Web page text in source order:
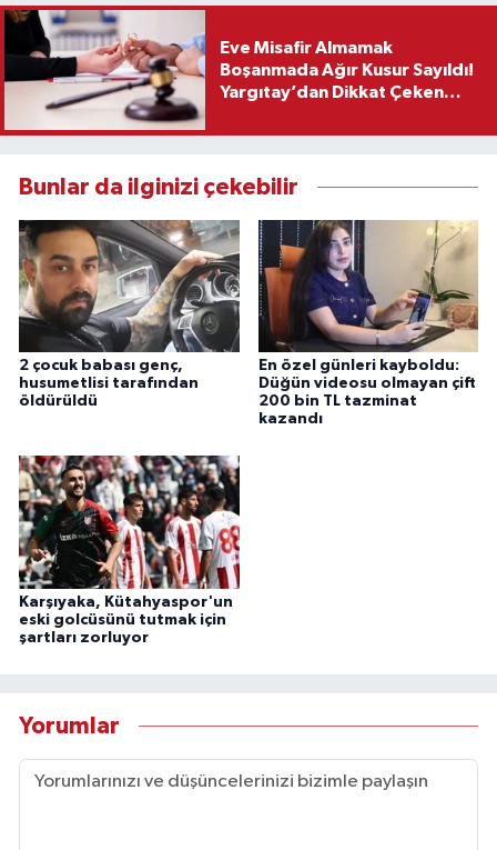
Eve Misafir Almamak
Boşanmada Ağır Kusur Sayıldı!
Yargıtay’dan Dikkat Çeken
Bunlar da ilginizi çekebilir
2 çocuk babası genç,
husumetlisi tarafından
öldürüldü
En özel günleri kayboldu:
Düğün videosu olmayan çift
200 bin TL tazminat
kazandı
Karşıyaka, Kütahyaspor'un
eski golcüsünü tutmak için
şartları zorluyor
Yorumlar